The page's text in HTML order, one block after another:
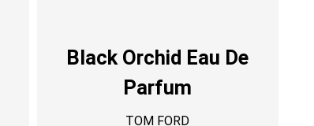
Black Orchid Eau De
Parfum
TOM FORD